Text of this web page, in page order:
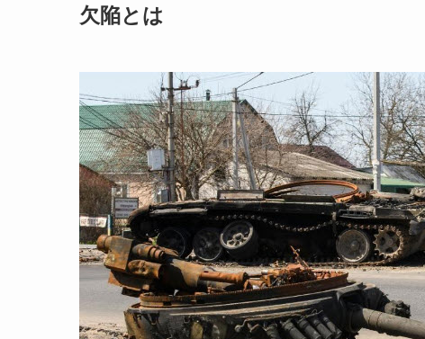
欠陥とは